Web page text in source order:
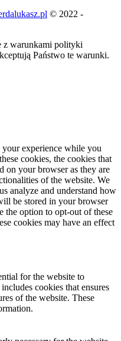
© 2022 -
z warunkami polityki
Państwo te warunki.
experience while you
cookies, the cookies that
on your browser as they are
of the website. We
analyze and understand how
be stored in your browser
the option to opt-out of these
cookies may have an effect
for the website to
cookies that ensures
of the website. These